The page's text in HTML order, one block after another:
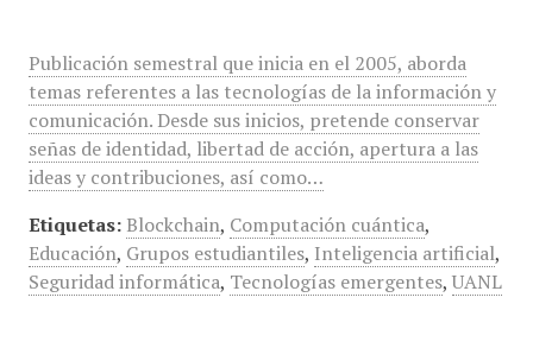
Publicación semestral que inicia en el 2005, aborda
temas referentes a las tecnologías de la información y
comunicación. Desde sus inicios, pretende conservar
señas de identidad, libertad de acción, apertura a las
ideas y contribuciones, así como…
Etiquetas: Blockchain, Computación cuántica,
Educación, Grupos estudiantiles, Inteligencia artificial,
Seguridad informática, Tecnologías emergentes, UANL